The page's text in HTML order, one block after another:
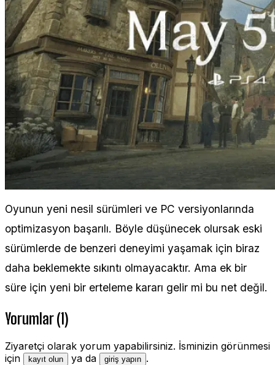
Oyunun yeni nesil sürümleri ve PC versiyonlarında
optimizasyon başarılı. Böyle düşünecek olursak eski
sürümlerde de benzeri deneyimi yaşamak için biraz
daha beklemekte sıkıntı olmayacaktır. Ama ek bir
süre için yeni bir erteleme kararı gelir mi bu net değil.
Yorumlar (1)
Ziyaretçi olarak yorum yapabilirsiniz. İsminizin görünmesi
için
kayıt olun ya da giriş yapın .